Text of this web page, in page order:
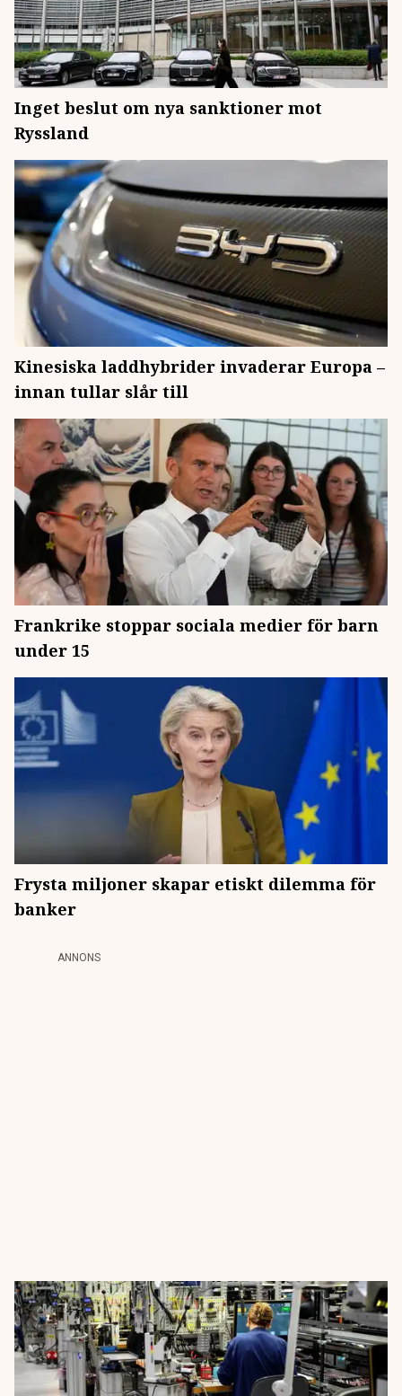
Inget beslut om nya sanktioner mot
Ryssland
Kinesiska laddhybrider invaderar Europa –
innan tullar slår till
Frankrike stoppar sociala medier för barn
under 15
Frysta miljoner skapar etiskt dilemma för
banker
ANNONS